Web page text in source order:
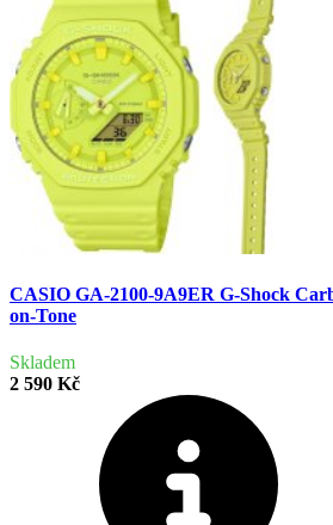
CASIO GA-2100-9A9ER G-Shock
on-Tone
Skladem
2 590 Kč